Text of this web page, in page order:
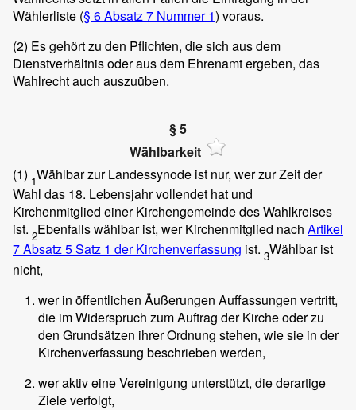
Wählerliste (§ 6 Absatz 7 Nummer 1) voraus.
(2) Es gehört zu den Pflichten, die sich aus dem
Dienstverhältnis oder aus dem Ehrenamt ergeben, das
Wahlrecht auch auszuüben.
§ 5
Wählbarkeit
(1) 1Wählbar zur Landessynode ist nur, wer zur Zeit der
Wahl das 18. Lebensjahr vollendet hat und
Kirchenmitglied einer Kirchengemeinde des Wahlkreises
ist. 2Ebenfalls wählbar ist, wer Kirchenmitglied nach Artikel
7 Absatz 5 Satz 1 der Kirchenverfassung ist. 3Wählbar ist
nicht,
wer in öffentlichen Äußerungen Auffassungen vertritt,
die im Widerspruch zum Auftrag der Kirche oder zu
den Grundsätzen ihrer Ordnung stehen, wie sie in der
Kirchenverfassung beschrieben werden,
wer aktiv eine Vereinigung unterstützt, die derartige
Ziele verfolgt,